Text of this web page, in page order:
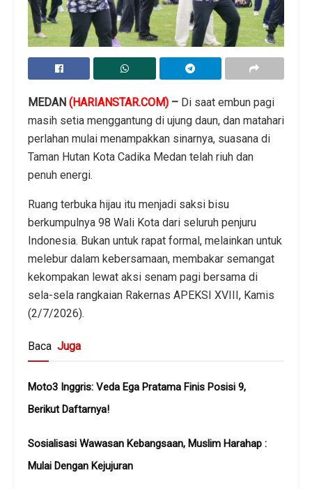
MEDAN (HARIANSTAR.COM) – Di saat embun pagi
masih setia menggantung di ujung daun, dan matahari
perlahan mulai menampakkan sinarnya, suasana di
Taman Hutan Kota Cadika Medan telah riuh dan
penuh energi.
Ruang terbuka hijau itu menjadi saksi bisu
berkumpulnya 98 Wali Kota dari seluruh penjuru
Indonesia. Bukan untuk rapat formal, melainkan untuk
melebur dalam kebersamaan, membakar semangat
kekompakan lewat aksi senam pagi bersama di
sela-sela rangkaian Rakernas APEKSI XVIII, Kamis
(2/7/2026).
Baca Juga
Moto3 Inggris: Veda Ega Pratama Finis Posisi 9,
Berikut Daftarnya!
Sosialisasi Wawasan Kebangsaan, Muslim Harahap :
Mulai Dengan Kejujuran